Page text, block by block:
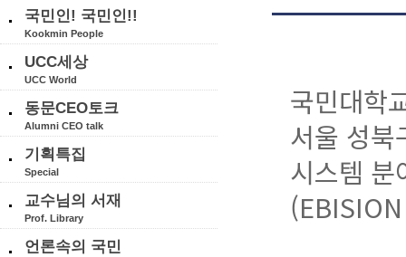
국민인! 국민인!!
Kookmin People
UCC세상
UCC World
동문CEO토크
Alumni CEO talk
기획특집
Special
교수님의 서재
Prof. Library
언론속의 국민
국민대학
서울 성북
시스템 분